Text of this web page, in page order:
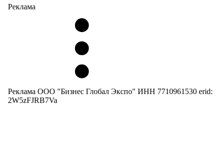
Реклама
Реклама ООО "Бизнес Глобал Экспо" ИНН 7710961530 erid:
2W5zFJRB7Va